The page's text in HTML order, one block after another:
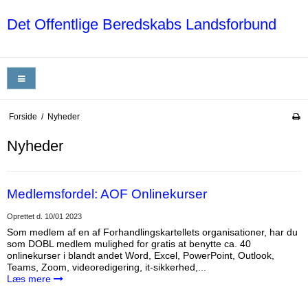
Det Offentlige Beredskabs Landsforbund
Forside / Nyheder
Nyheder
Medlemsfordel: AOF Onlinekurser
Oprettet d. 10/01 2023
Som medlem af en af Forhandlingskartellets organisationer, har du
som DOBL medlem mulighed for gratis at benytte ca. 40
onlinekurser i blandt andet Word, Excel, PowerPoint, Outlook,
Teams, Zoom, videoredigering, it-sikkerhed,...
Læs mere